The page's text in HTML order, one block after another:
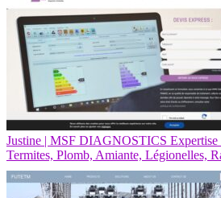
Justine | MSF DIAGNOSTICS
Termites, Plomb, Amiante, Légionelles,